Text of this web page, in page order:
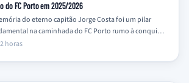
do FC Porto em 2025/2026
do eterno capitão Jorge Costa foi um pilar
na caminhada do FC Porto rumo à conquista
da…
horas